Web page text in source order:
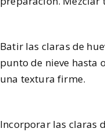
Batir las claras de
punto de nieve hasta
una textura firme.
Incorporar las claras